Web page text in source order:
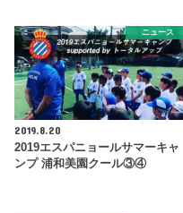
ニュース
2019.8.20
2019エスパニョールサマーキャ
ンプ 浦和美園クール③④